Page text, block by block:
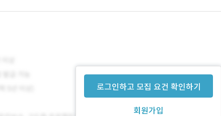
로그인하고 모집 요건 확인하기
회원가입